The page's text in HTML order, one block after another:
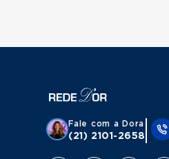
Fale com a Dora
(21) 2101-2658